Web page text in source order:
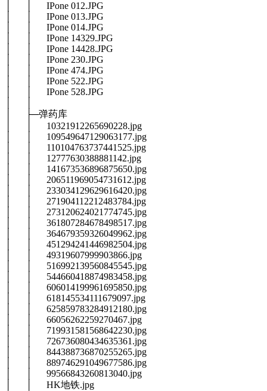
│ │ IPone 012.JPG
│ │ IPone 013.JPG
│ │ IPone 014.JPG
│ │ IPone 14329.JPG
│ │ IPone 14428.JPG
│ │ IPone 230.JPG
│ │ IPone 474.JPG
│ │ IPone 522.JPG
│ │ IPone 528.JPG
│ ├─弹药库
│ │ 10321912265690228.jpg
│ │ 109549647129063177.jpg
│ │ 110104763737441525.jpg
│ │ 12777630388881142.jpg
│ │ 141673536896875650.jpg
│ │ 206511969054731612.jpg
│ │ 233034129629616420.jpg
│ │ 271904112212483784.jpg
│ │ 273120624021774745.jpg
│ │ 361807284678498517.jpg
│ │ 364679359326049962.jpg
│ │ 451294241446982504.jpg
│ │ 49319607999903866.jpg
│ │ 516992139560845545.jpg
│ │ 544660418874983458.jpg
│ │ 606014199961695850.jpg
│ │ 618145534111679097.jpg
│ │ 625859783284912180.jpg
│ │ 66056262259270467.jpg
│ │ 719931581568642230.jpg
│ │ 726736080434635361.jpg
│ │ 844388736870255265.jpg
│ │ 889746291049677586.jpg
│ │ 99566843260813040.jpg
│ │ HK地铁.jpg